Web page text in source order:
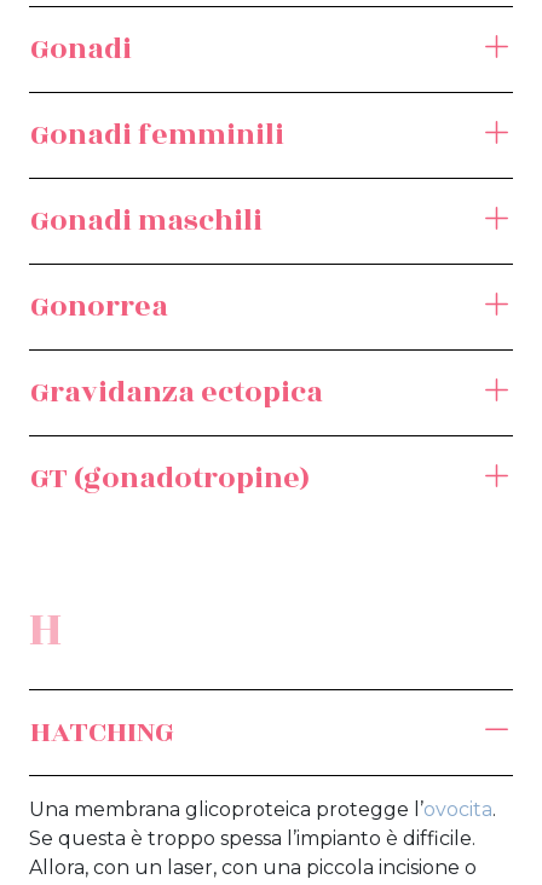
Gonadi
Gonadi femminili
Gonadi maschili
Gonorrea
Gravidanza ectopica
GT (gonadotropine)
H
HATCHING
Una membrana glicoproteica protegge l’ovocita.
Se questa è troppo spessa l’impianto è difficile.
Allora, con un laser, con una piccola incisione o